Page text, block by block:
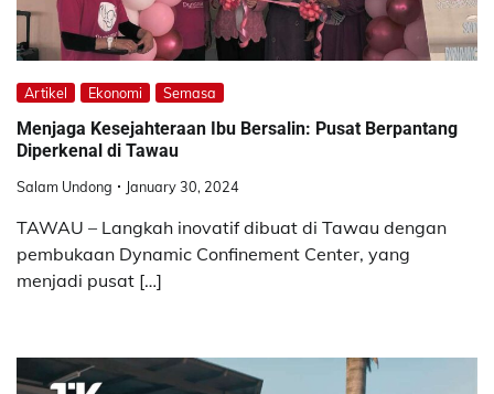
Artikel Ekonomi Semasa
Menjaga Kesejahteraan Ibu Bersalin: Pusat Berpantang
Diperkenal di Tawau
Salam Undong January 30, 2024
TAWAU – Langkah inovatif dibuat di Tawau dengan
pembukaan Dynamic Confinement Center, yang
menjadi pusat […]